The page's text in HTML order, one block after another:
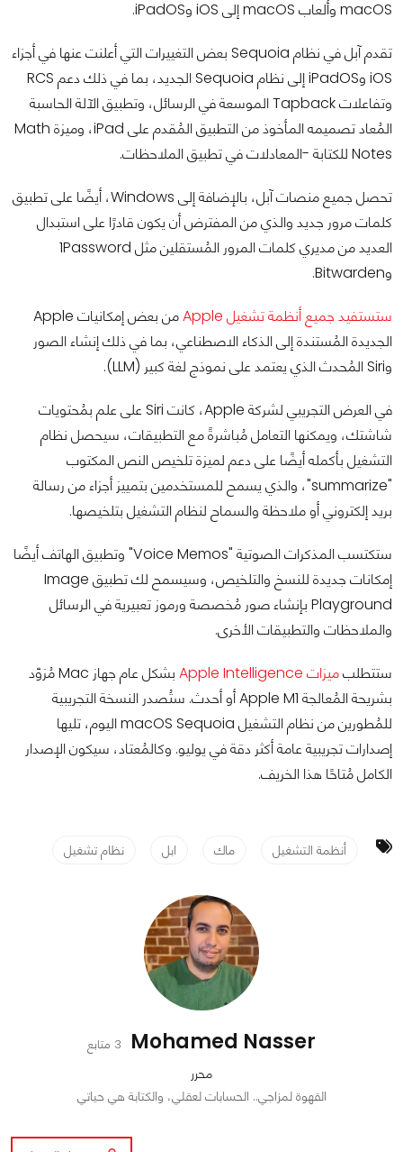
macOS وألعاب macOS إلى iOS وiPadOS.
تقدم آبل في نظام Sequoia بعض التغييرات التي أعلنت عنها في أجزاء
iOS وiPadOS إلى نظام Sequoia الجديد، بما في ذلك دعم RCS
وتفاعلات Tapback الموسعة في الرسائل، وتطبيق الآلة الحاسبة
المُعاد تصميمه المأخوذ من التطبيق المُقدم على iPad، وميزة Math
Notes للكتابة -المعادلات في تطبيق الملاحظات.
تحصل جميع منصات آبل، بالإضافة إلى Windows، أيضًا على تطبيق
كلمات مرور جديد والذي من المفترض أن يكون قادرًا على استبدال
العديد من مديري كلمات المرور المُستقلين مثل 1Password
وBitwarden.
ستستفيد جميع أنظمة تشغيل Apple
من بعض إمكانيات Apple
الجديدة المُستندة إلى الذكاء الاصطناعي، بما في ذلك إنشاء الصور
وSiri المُحدث الذي يعتمد على نموذج لغة كبير (LLM).
في العرض التجريبي لشركة Apple، كانت Siri على علم بمُحتويات
شاشتك، ويمكنها التعامل مُباشرةً مع التطبيقات، سيحصل نظام
التشغيل بأكمله أيضًا على دعم لميزة تلخيص النص المكتوب
"summarize"، والذي يسمح للمستخدمين بتمييز أجزاء من رسالة
بريد إلكتروني أو ملاحظة والسماح لنظام التشغيل بتلخيصها.
ستكتسب المذكرات الصوتية "Voice Memos" وتطبيق الهاتف أيضًا
إمكانات جديدة للنسخ والتلخيص، وسيسمح لك تطبيق Image
Playground بإنشاء صور مُخصصة ورموز تعبيرية في الرسائل
والملاحظات والتطبيقات الأخرى.
ستتطلبميزات Apple Intelligence
بشكل عام جهاز Mac مُزوّد
بشريحة المُعالجة Apple M1 أو أحدث. ستُصدر النسخة التجريبية
للمُطورين من نظام التشغيل macOS Sequoia اليوم، تليها
إصدارات تجريبية عامة أكثر دقة في يوليو. وكالمُعتاد، سيكون الإصدار
الكامل مُتاحًا هذا الخريف.
أنظمة التشغيل ماك ابل نظام تشغيل
Mohamed Nasser 3 متابع
محرر
القهوة لمزاجي.. الحسابات لعقلي، والكتابة هي حياتي